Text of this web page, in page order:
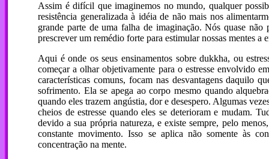
Assim é difícil que imaginemos no mundo, qualquer
resistência generalizada à idéia de não mais nos
grande parte de uma falha de imaginação. Nós quase
prescrever um remédio forte para estimular nossas mentes a
Aqui é onde os seus ensinamentos sobre dukkha, ou
começar a olhar objetivamente para o estresse envolvido
características comuns, focam nas desvantagens daquilo
sofrimento. Ela se apega ao corpo mesmo quando
quando eles trazem angústia, dor e desespero. Algumas
cheios de estresse quando eles se deterioram e mudam.
devido a sua própria natureza, e existe sempre, pelo
constante movimento. Isso se aplica não somente às
concentração na mente.